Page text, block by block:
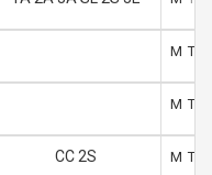
M T
M T
CC 2S M T